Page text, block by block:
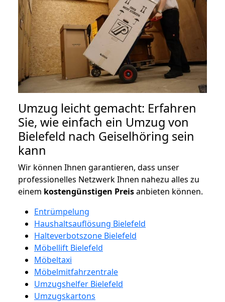
Umzug leicht gemacht: Erfahren
Sie, wie einfach ein Umzug von
Bielefeld nach Geiselhöring sein
kann
Wir können Ihnen garantieren, dass unser
professionelles Netzwerk Ihnen nahezu alles zu
einem kostengünstigen Preisanbieten können.
Entrümpelung
Haushaltsauflösung Bielefeld
Halteverbotszone Bielefeld
Möbellift Bielefeld
Möbeltaxi
Möbelmitfahrzentrale
Umzugshelfer Bielefeld
Umzugskartons